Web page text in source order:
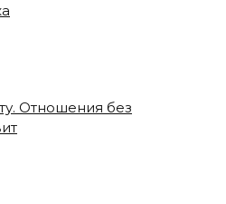
Отношения без